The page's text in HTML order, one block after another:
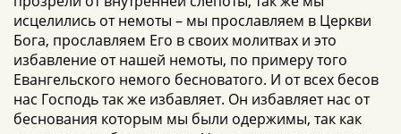
исцелились от немоты – мы прославляем в Церкви
Бога, прославляем Его в своих молитвах и это
избавление от нашей немоты, по примеру того
Евангельского немого бесноватого. И от всех бесов
нас Господь так же избавляет. Он избавляет нас от
беснования которым мы были одержимы, так как